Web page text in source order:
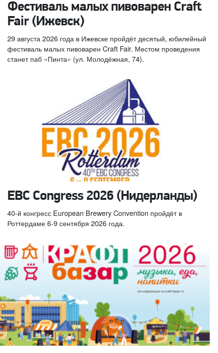
Фестиваль малых пивоварен Craft
Fair (Ижевск)
29 августа 2026 года в Ижевске пройдёт десятый, юбилейный
фестиваль малых пивоварен Craft Fair. Местом проведения
станет паб «Пинта» (ул. Молодёжная, 74).
EBC Congress 2026 (Нидерланды)
40-й конгресс European Brewery Convention пройдёт в
Роттердаме 6-9 сентября 2026 года.